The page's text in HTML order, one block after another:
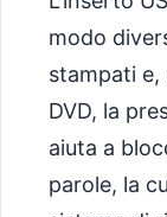
modo
stampati e,
DVD, la
aiuta a
parole, la